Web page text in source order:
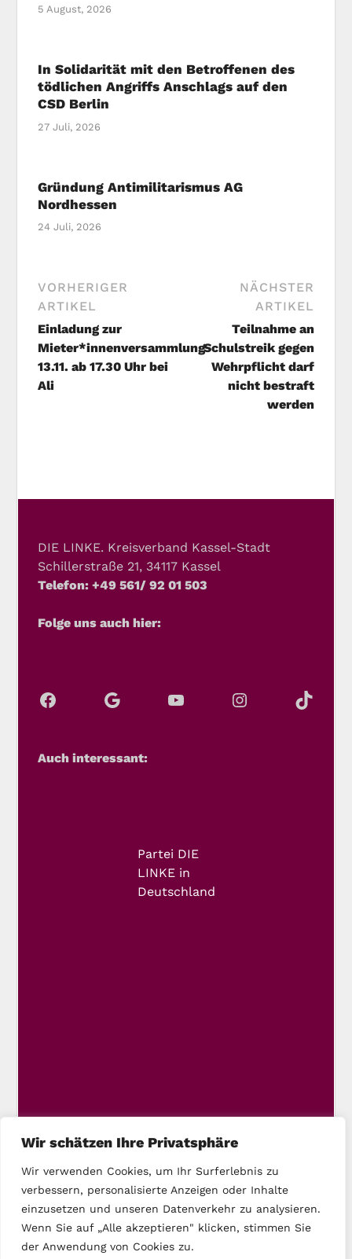
Wir schätzen Ihre Privatsphäre
Wir verwenden Cookies, um Ihr Surferlebnis zu
verbessern, personalisierte Anzeigen oder Inhalte
einzusetzen und unseren Datenverkehr zu analysieren.
Wenn Sie auf „Alle akzeptieren" klicken, stimmen Sie
der Anwendung von Cookies zu.
5 August, 2026
In Solidarität mit den Betroffenen des
tödlichen Angriffs Anschlags auf den
CSD Berlin
27 Juli, 2026
Gründung Antimilitarismus AG
Nordhessen
24 Juli, 2026
VORHERIGER
ARTIKEL
Einladung zur
Mieter*innenversammlung
13.11. ab 17.30 Uhr bei
Ali
NÄCHSTER
ARTIKEL
Teilnahme an
Schulstreik gegen
Wehrpflicht darf
nicht bestraft
werden
DIE LINKE. Kreisverband Kassel-Stadt
Schillerstraße 21, 34117 Kassel
Telefon: +49 561/ 92 01 503
Folge uns auch hier:
Auch interessant:
Partei DIE
LINKE in
Deutschland
Copyright © 2025 DIE LINKE Kassel-Stadt